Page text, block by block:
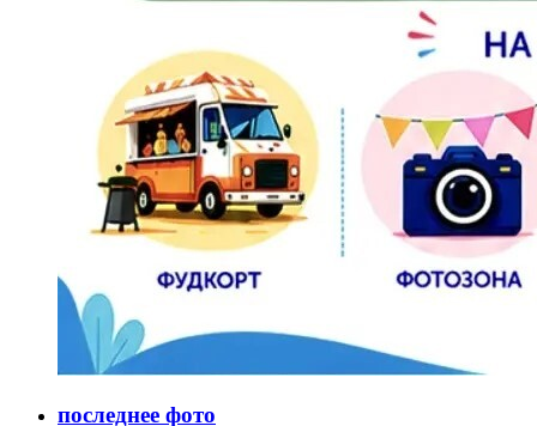
последнее фото